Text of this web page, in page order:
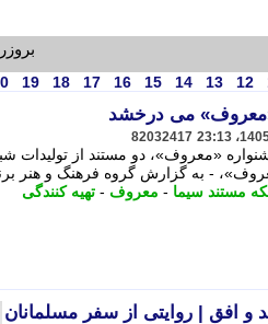
12
13
14
15
16
17
18
19
می درخشد
82032417
«معروف»، دو مستند از تولیدات
- به گزارش گروه فرهنگ و هنر
مستند سیما - معروف - تهیه کنندگی
و افق | روایتی از سفر مسلمانان